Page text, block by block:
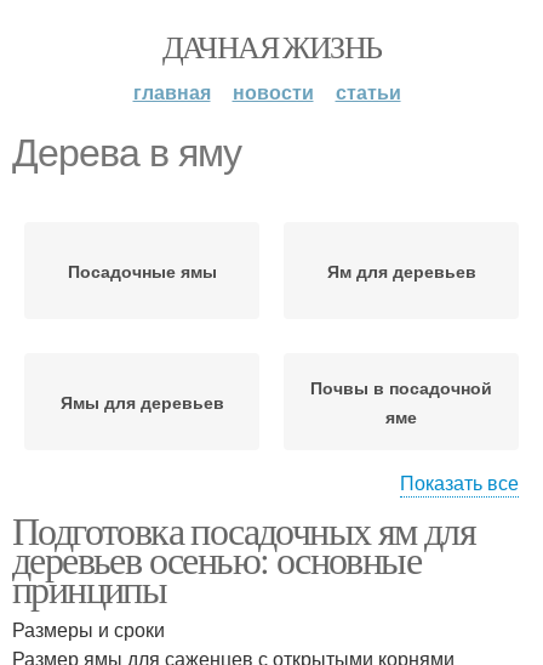
ДАЧНАЯ ЖИЗНЬ
главная новости статьи
Дерева в яму
Посадочные ямы Ям для деревьев
Ямы для деревьев
Почвы в посадочной
яме
Ямы от намокания Ямы для дерева
Показать все
Подготовка посадочных ям для
деревьев осенью: основные
принципы
Размеры и сроки
Размер ямы для саженцев с открытыми корнями